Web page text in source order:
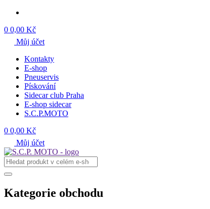
0 0,00 Kč
Můj účet
Kontakty
E-shop
Pneuservis
Pískování
Sidecar club Praha
E-shop sidecar
S.C.P.MOTO
0 0,00 Kč
Můj účet
Kategorie obchodu